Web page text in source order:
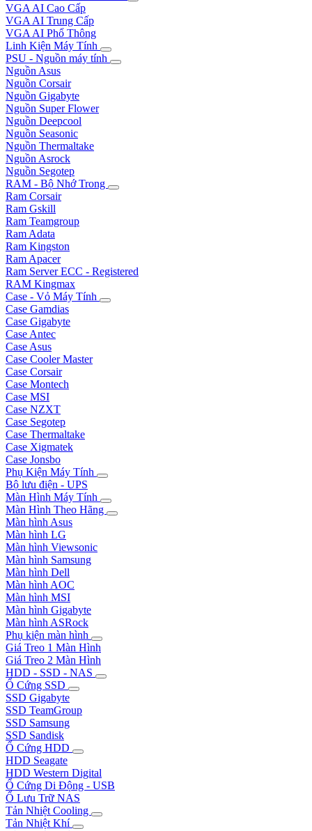
VGA AI Cao Cấp
VGA AI Trung Cấp
VGA AI Phổ Thông
Linh Kiện Máy Tính
PSU - Nguồn máy tính
Nguồn Asus
Nguồn Corsair
Nguồn Gigabyte
Nguồn Super Flower
Nguồn Deepcool
Nguồn Seasonic
Nguồn Thermaltake
Nguồn Asrock
Nguồn Segotep
RAM - Bộ Nhớ Trong
Ram Corsair
Ram Gskill
Ram Teamgroup
Ram Adata
Ram Kingston
Ram Apacer
Ram Server ECC - Registered
RAM Kingmax
Case - Vỏ Máy Tính
Case Gamdias
Case Gigabyte
Case Antec
Case Asus
Case Cooler Master
Case Corsair
Case Montech
Case MSI
Case NZXT
Case Segotep
Case Thermaltake
Case Xigmatek
Case Jonsbo
Phụ Kiện Máy Tính
Bộ lưu điện - UPS
Màn Hình Máy Tính
Màn Hình Theo Hãng
Màn hình Asus
Màn hình LG
Màn hình Viewsonic
Màn hình Samsung
Màn hình Dell
Màn hình AOC
Màn hình MSI
Màn hình Gigabyte
Màn hình ASRock
Phụ kiện màn hình
Giá Treo 1 Màn Hình
Giá Treo 2 Màn Hình
HDD - SSD - NAS
Ổ Cứng SSD
SSD Gigabyte
SSD TeamGroup
SSD Samsung
SSD Sandisk
Ổ Cứng HDD
HDD Seagate
HDD Western Digital
Ổ Cứng Di Động - USB
Ổ Lưu Trữ NAS
Tản Nhiệt Cooling
Tản Nhiệt Khí